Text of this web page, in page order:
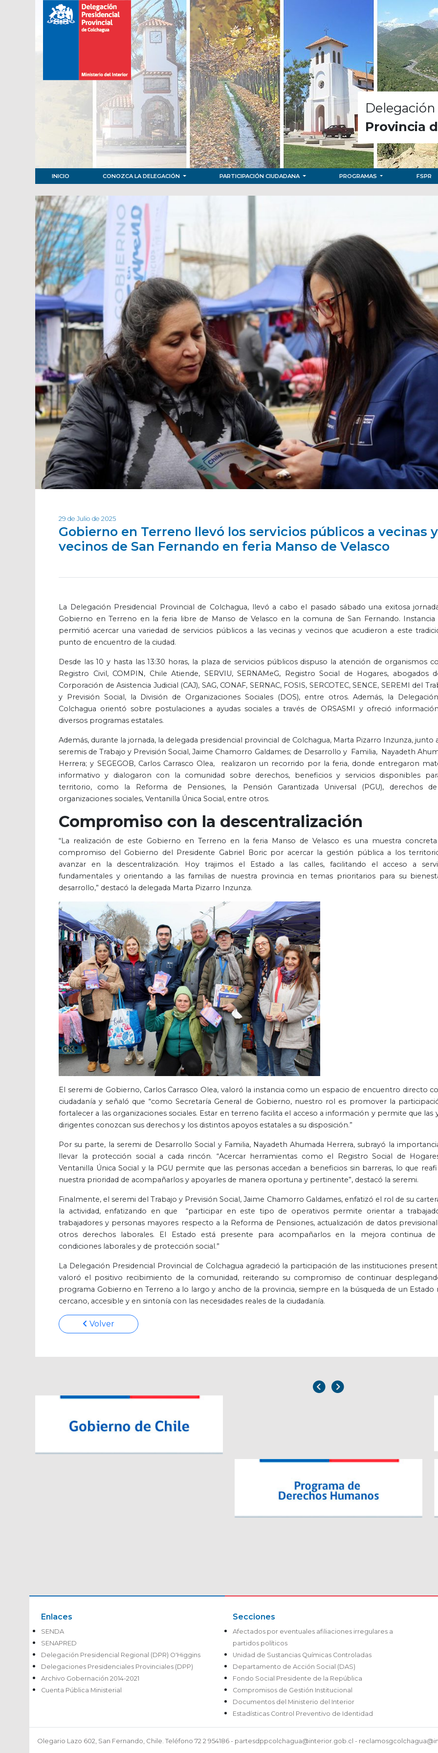
Provincia
INICIO CONOZCA LA DELEGACIÓN PARTICIPACIÓN CIUDADANA PROGRAMAS FSPR
29 de Julio de 2025
Gobierno en Terreno llevó los servicios públicos a vecinas y
vecinos de San Fernando en feria Manso de Velasco
La Delegación Presidencial Provincial de Colchagua, llevó a cabo el pasado sábado una exitosa
Gobierno en Terreno en la feria libre de Manso de Velasco en la comuna de San Fernando. Instancia
permitió acercar una variedad de servicios públicos a las vecinas y vecinos que acudieron a este
punto de encuentro de la ciudad.
Desde las 10 y hasta las 13:30 horas, la plaza de servicios públicos dispuso la atención de organismos
Registro Civil, COMPIN, Chile Atiende, SERVIU, SERNAMeG, Registro Social de Hogares, abogados
Corporación de Asistencia Judicial (CAJ), SAG, CONAF, SERNAC, FOSIS, SERCOTEC, SENCE, SEREMI del
y Previsión Social, la División de Organizaciones Sociales (DOS), entre otros. Además, la
Colchagua orientó sobre postulaciones a ayudas sociales a través de ORSASMI y ofreció
diversos programas estatales.
Además, durante la jornada, la delegada presidencial provincial de Colchagua, Marta Pizarro Inzunza, junto
seremis de Trabajo y Previsión Social, Jaime Chamorro Galdames; de Desarrollo y Familia, Nayadeth
Herrera; y SEGEGOB, Carlos Carrasco Olea, realizaron un recorrido por la feria, donde entregaron
informativo y dialogaron con la comunidad sobre derechos, beneficios y servicios disponibles
territorio, como la Reforma de Pensiones, la Pensión Garantizada Universal (PGU), derechos
organizaciones sociales, Ventanilla Única Social, entre otros.
Compromiso con la descentralización
“La realización de este Gobierno en Terreno en la feria Manso de Velasco es una muestra
compromiso del Gobierno del Presidente Gabriel Boric por acercar la gestión pública a los
avanzar en la descentralización. Hoy trajimos el Estado a las calles, facilitando el acceso a
fundamentales y orientando a las familias de nuestra provincia en temas prioritarios para su
desarrollo,” destacó la delegada Marta Pizarro Inzunza.
El seremi de Gobierno, Carlos Carrasco Olea, valoró la instancia como un espacio de encuentro directo
ciudadanía y señaló que “como Secretaría General de Gobierno, nuestro rol es promover la
fortalecer a las organizaciones sociales. Estar en terreno facilita el acceso a información y permite que las
dirigentes conozcan sus derechos y los distintos apoyos estatales a su disposición.”
Por su parte, la seremi de Desarrollo Social y Familia, Nayadeth Ahumada Herrera, subrayó la
llevar la protección social a cada rincón. “Acercar herramientas como el Registro Social de
Ventanilla Única Social y la PGU permite que las personas accedan a beneficios sin barreras, lo que
nuestra prioridad de acompañarlos y apoyarles de manera oportuna y pertinente”, destacó la seremi.
Finalmente, el seremi del Trabajo y Previsión Social, Jaime Chamorro Galdames, enfatizó el rol de su
la actividad, enfatizando en que “participar en este tipo de operativos permite orientar a
trabajadores y personas mayores respecto a la Reforma de Pensiones, actualización de datos
otros derechos laborales. El Estado está presente para acompañarlos en la mejora continua de
condiciones laborales y de protección social.”
La Delegación Presidencial Provincial de Colchagua agradeció la participación de las instituciones
valoró el positivo recibimiento de la comunidad, reiterando su compromiso de continuar
programa Gobierno en Terreno a lo largo y ancho de la provincia, siempre en la búsqueda de un Estado
cercano, accesible y en sintonía con las necesidades reales de la ciudadanía.
Volver
Enlaces
SENDA
SENAPRED
Delegación Presidencial Regional (DPR) O'Higgins
Delegaciones Presidenciales Provinciales (DPP)
Archivo Gobernación 2014-2021
Cuenta Pública Ministerial
Secciones
Afectados por eventuales afiliaciones irregulares a
partidos políticos
Unidad de Sustancias Químicas Controladas
Departamento de Acción Social (DAS)
Fondo Social Presidente de la República
Compromisos de Gestión Institucional
Documentos del Ministerio del Interior
Estadísticas Control Preventivo de Identidad
Olegario Lazo 602, San Fernando, Chile. Teléfono 72 2 954186 - partesdppcolchagua@interior.gob.cl -